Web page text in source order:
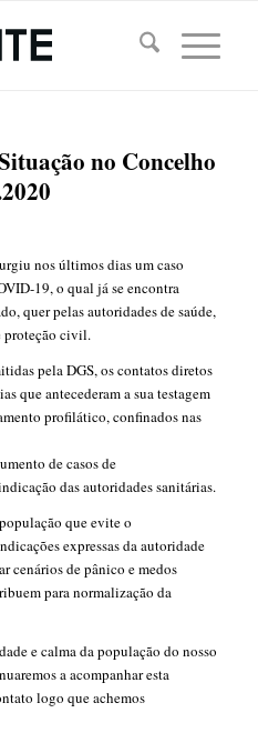
no Concelho
nos últimos dias um caso
19, o qual já se encontra
quer pelas autoridades de saúde,
proteção civil.
pela DGS, os contatos diretos
que antecederam a sua testagem
profilático, confinados nas
de casos de
das autoridades sanitárias.
que evite o
expressas da autoridade
cenários de pânico e medos
para normalização da
e calma da população do nosso
a acompanhar esta
logo que achemos